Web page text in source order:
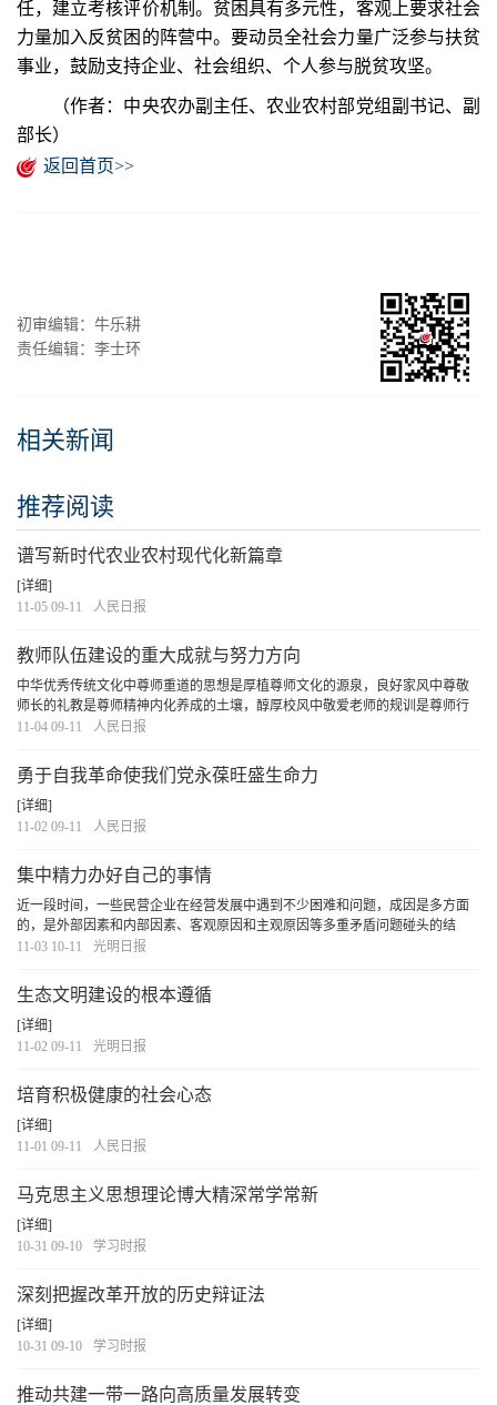
任，建立考核评价机制。贫困具有多元性，客观上要求社会
力量加入反贫困的阵营中。要动员全社会力量广泛参与扶贫
事业，鼓励支持企业、社会组织、个人参与脱贫攻坚。
（作者：中央农办副主任、农业农村部党组副书记、副
部长）
返回首页>>
初审编辑：牛乐耕
责任编辑：李士环
相关新闻
推荐阅读
谱写新时代农业农村现代化新篇章
[详细]
11-05 09-11
人民日报
教师队伍建设的重大成就与努力方向
中华优秀传统文化中尊师重道的思想是厚植尊师文化的源泉，良好家风中尊敬
师长的礼教是尊师精神内化养成的土壤，醇厚校风中敬爱老师的规训是尊师行
为固化的结晶，社会氛围中感念师恩的行动是礼敬教师的感召。要加强尊师宣
11-04 09-11 人民日报
勇于自我革命使我们党永葆旺盛生命力
[详细]
11-02 09-11
人民日报
集中精力办好自己的事情
近一段时间，一些民营企业在经营发展中遇到不少困难和问题，成因是多方面
的，是外部因素和内部因素、客观原因和主观原因等多重矛盾问题碰头的结
果。[详细]
11-03 10-11 光明日报
生态文明建设的根本遵循
[详细]
11-02 09-11
光明日报
培育积极健康的社会心态
[详细]
11-01 09-11
人民日报
马克思主义思想理论博大精深常学常新
[详细]
10-31 09-10
学习时报
深刻把握改革开放的历史辩证法
[详细]
10-31 09-10
学习时报
推动共建一带一路向高质量发展转变